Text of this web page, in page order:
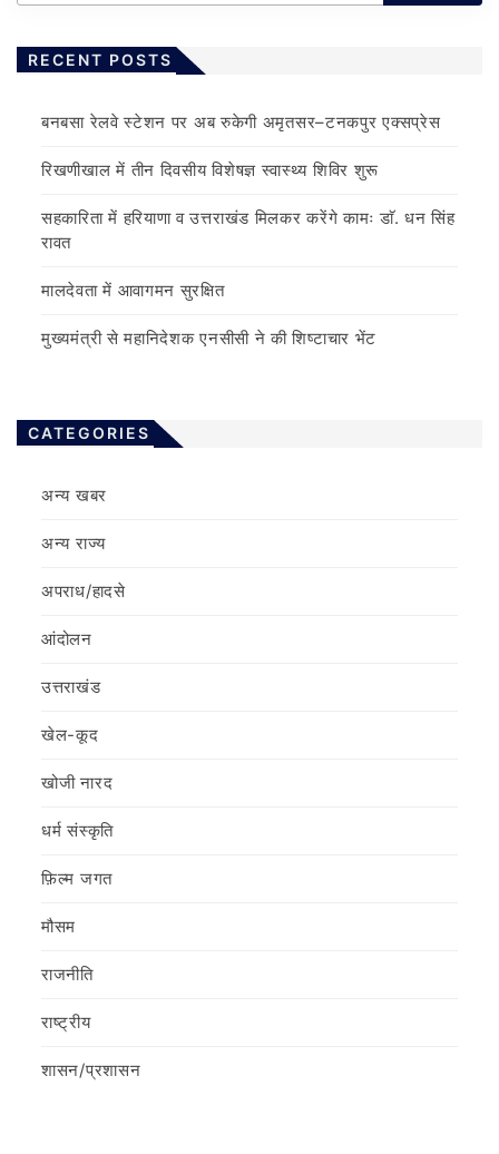
RECENT POSTS
बनबसा रेलवे स्टेशन पर अब रुकेगी अमृतसर–टनकपुर एक्सप्रेस
रिखणीखाल में तीन दिवसीय विशेषज्ञ स्वास्थ्य शिविर शुरू
सहकारिता में हरियाणा व उत्तराखंड मिलकर करेंगे कामः डाॅ. धन सिंह
रावत
मालदेवता में आवागमन सुरक्षित
मुख्यमंत्री से महानिदेशक एनसीसी ने की शिष्टाचार भेंट
CATEGORIES
अन्य खबर
अन्य राज्य
अपराध/हादसे
आंदोलन
उत्तराखंड
खेल-कूद
खोजी नारद
धर्म संस्कृति
फ़िल्‍म जगत
मौसम
राजनीति
राष्ट्रीय
शासन/प्रशासन